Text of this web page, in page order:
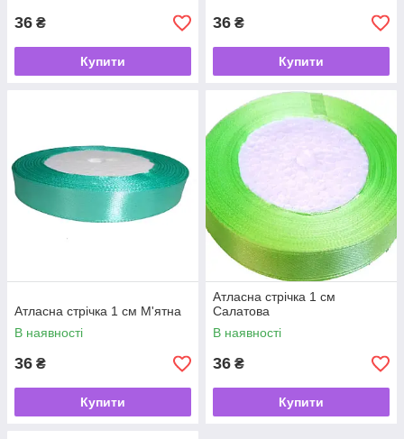
36 ₴
Купити
36 ₴
Купити
Атласна стрічка 1 cм М'ятна
В наявності
36 ₴
Купити
Атласна стрічка 1 см
Салатова
В наявності
36 ₴
Купити